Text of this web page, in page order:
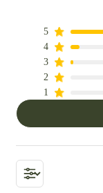
5
4
3
2
1